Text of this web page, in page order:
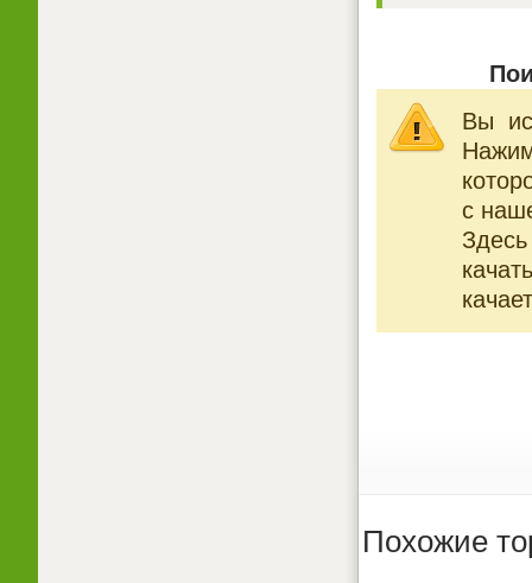
Вы
с
Похожие